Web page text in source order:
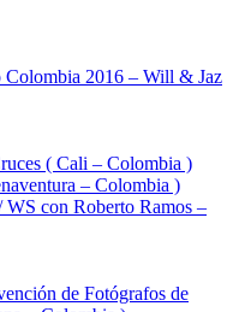
Colombia 2016 – Will & Jaz
( Cali – Colombia )
– Colombia )
con Roberto Ramos –
de Fotógrafos de